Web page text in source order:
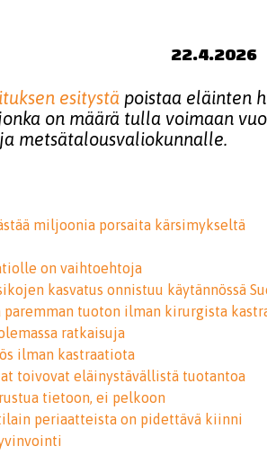
22.4.2026
esitystä poistaa eläinten
on määrä tulla voimaan
metsätalousvaliokunnalle.
miljoonia porsaita kärsimykseltä
on vaihtoehtoja
kasvatus onnistuu käytännössä
paremman tuoton ilman kirurgista
ratkaisuja
ilman kastraatiota
toivovat eläinystävällistä tuotantoa
tietoon, ei pelkoon
periaatteista on pidettävä kiinni